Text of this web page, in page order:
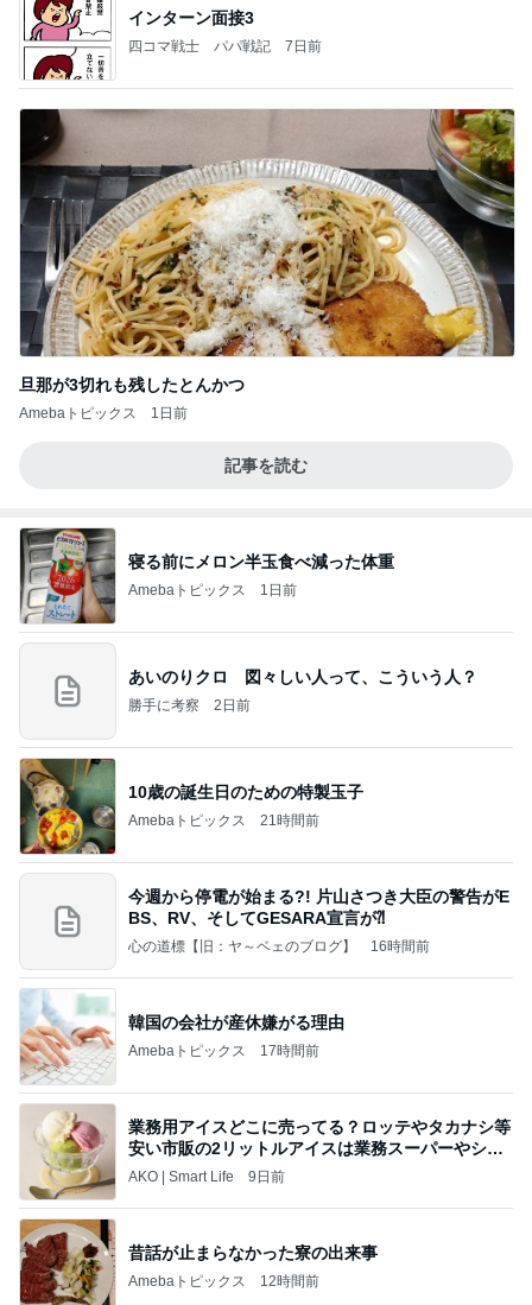
インターン面接3
四コマ戦士 パパ戦記 7日前
旦那が3切れも残したとんかつ
Amebaトピックス 1日前
記事を読む
寝る前にメロン半玉食べ減った体重
Amebaトピックス 1日前
あいのりクロ 図々しい人って、こういう人？
勝手に考察 2日前
10歳の誕生日のための特製玉子
Amebaトピックス 21時間前
今週から停電が始まる?! 片山さつき大臣の警告がE
BS、RV、そしてGESARA宣言が⁈
心の道標【旧：ヤ～ベェのブログ】 16時間前
韓国の会社が産休嫌がる理由
Amebaトピックス 17時間前
業務用アイスどこに売ってる？ロッテやタカナシ等
安い市販の2リットルアイスは業務スーパーやシャ
トレ
AKO | Smart Life 9日前
昔話が止まらなかった寮の出来事
Amebaトピックス 12時間前